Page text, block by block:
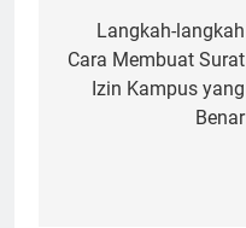
navigation
Langkah-langkah
Cara Membuat Surat
Izin Kampus yang
Benar